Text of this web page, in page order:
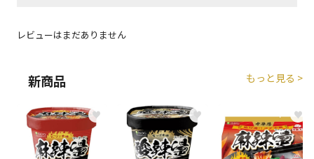
レビューはまだありません
新商品 もっと見る >
♥ ♥ ♥